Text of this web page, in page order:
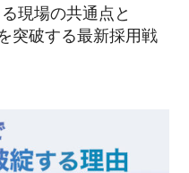
現場の共通点と
突破する最新採用戦